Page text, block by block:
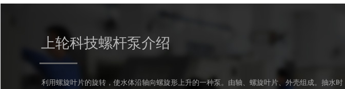
上轮科技螺杆泵介绍
利用螺旋叶片的旋转，使水体沿轴向螺旋形上升的一种泵。由轴、螺旋叶片、外壳组成。抽水